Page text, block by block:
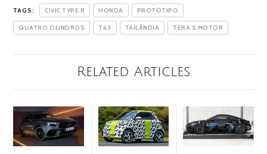
TAGS: CIVIC TYPE R HONDA PROTÓTIPO
QUATRO CILINDROS T63 TAILÂNDIA TERA S MOTOR
Related Articles